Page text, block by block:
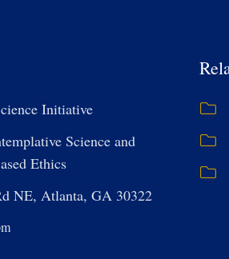
Initiative
Science and
Ethics
NE, Atlanta, GA 30322